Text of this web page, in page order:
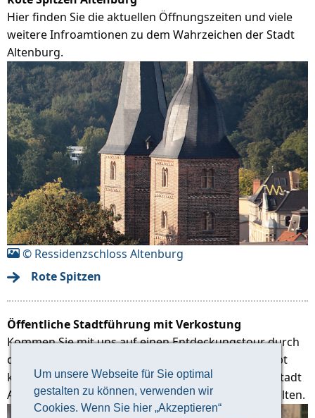
Um unsere Webseite für Sie optimal
gestalten zu können, verwenden wir
Cookies. Wenn Sie hier „Akzeptieren“
Hier finden Sie die aktuellen Öffnungszeiten und viele
weitere Infroamtionen zu dem Wahrzeichen der Stadt
Altenburg.
© Ressidenzschloss Altenburg
Rote Spitzen
Öffentliche Stadtführung mit Verkostung
Kommen Sie mit uns auf einen Entdeckungstour durch
die ehemalige Residenz der Wettiner Fürsten. Es gibt
keine bessere Art, einen guten Überblick über die Stadt
Altenburg und ihre 1000-jährige Geschichte zu erhalten.